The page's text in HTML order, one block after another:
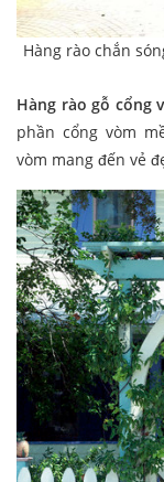
Hàng rào chắn
Hàng rào gỗ cổng
phần cổng vòm
vòm mang đến vẻ